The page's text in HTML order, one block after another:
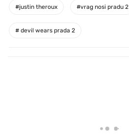
#justin theroux #vrag nosi pradu 2
# devil wears prada 2